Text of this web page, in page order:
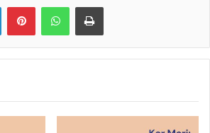
LinkedInPinterestWhatsAppYazdır